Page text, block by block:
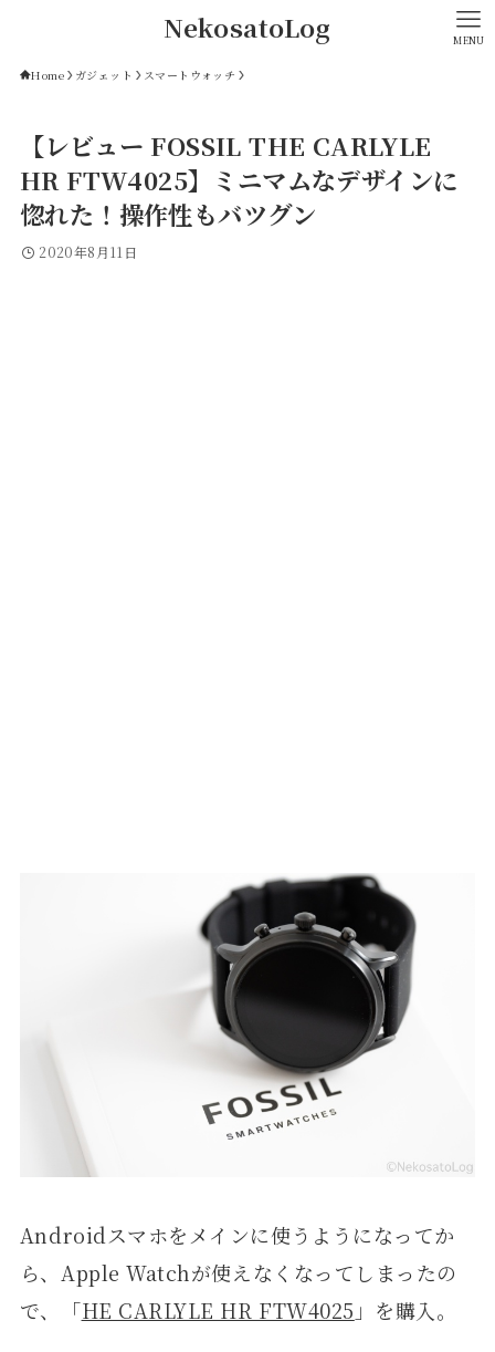
NekosatoLog MENU
Home ガジェット スマートウォッチ
【レビュー FOSSIL THE CARLYLE
HR FTW4025】ミニマムなデザインに
惚れた！操作性もバツグン
2020年8月11日
Androidスマホをメインに使うようになってか
ら、Apple Watchが使えなくなってしまったの
で、「HE CARLYLE HR FTW4025 」を購入。